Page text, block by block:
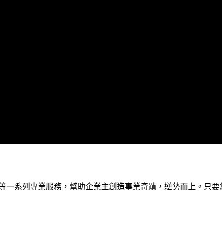
一系列專業服務，幫助企業主創造事業奇蹟，逆勢而上。只要